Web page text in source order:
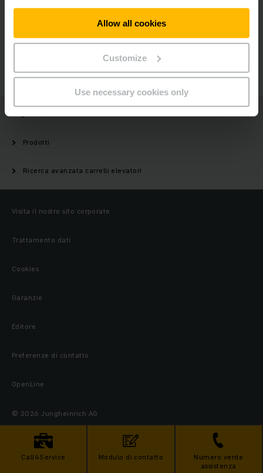
Allow all cookies
Customize
Use necessary cookies only
Call4Service Modulo di contatto
Numero verde
assistenza
Possiamo aiutarti?
Jungheinrich
Prodotti
Ricerca avanzata carrelli elevatori
Visita il nostro sito corporate
Trattamento dati
Cookies
Garanzie
Editore
Preferenze di contatto
OpenLine
© 2026 Jungheinrich AG